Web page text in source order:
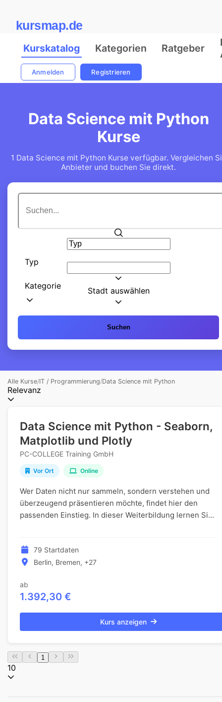
kursmap.de
Kurskatalog Kategorien Ratgeber
Anmelden Registrieren
Data Science mit Python
Kurse
1 Data Science mit Python Kurse verfügbar. Vergleichen
Anbieter und buchen Sie direkt.
Typ
Kategorie Stadt auswählen
Suchen
Alle Kurse/IT / Programmierung/Data Science mit Python
Relevanz
Data Science mit Python - Seaborn,
Matplotlib und Plotly
PC-COLLEGE Training GmbH
Vor Ort Online
Wer Daten nicht nur sammeln, sondern verstehen und
überzeugend präsentieren möchte, findet hier den
passenden Einstieg. In dieser Weiterbildung lernen Sie,
79 Startdaten
Berlin, Bremen, +27
ab
1.392,30 €
Kurs anzeigen
1
10